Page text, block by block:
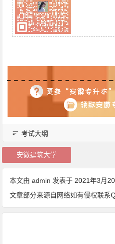
考试大纲
安徽建筑大学
本文由admin 发表于 2021年3月
文章部分来源自网络如有侵权联系